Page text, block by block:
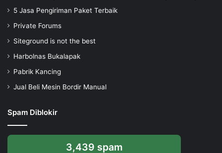
5 Jasa Pengiriman Paket Terbaik
Private Forums
Siteground is not the best
Harbolnas Bukalapak
Pabrik Kancing
Jual Beli Mesin Bordir Manual
Spam Diblokir
3,439 spam